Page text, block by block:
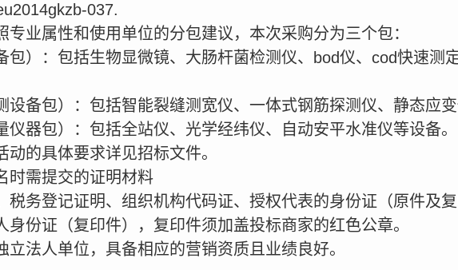
037.
专业属性和使用单位的分包建议，本次采购分为三个包：
包）：包括生物显微镜、大肠杆菌检测仪、bod仪、cod快速测
设备包）：包括智能裂缝测宽仪、一体式钢筋探测仪、静态应变
仪器包）：包括全站仪、光学经纬仪、自动安平水准仪等设备。
的具体要求详见招标文件。
时需提交的证明材料
税务登记证明、组织机构代码证、授权代表的身份证（原件及
份证（复印件），复印件须加盖投标商家的红色公章。
立法人单位，具备相应的营销资质且业绩良好。